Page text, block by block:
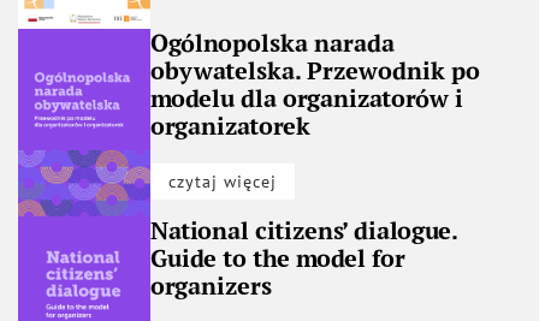
Ogólnopolska narada
obywatelska. Przewodnik po
modelu dla organizatorów i
organizatorek
czytaj więcej
National citizens’ dialogue.
Guide to the model for
organizers